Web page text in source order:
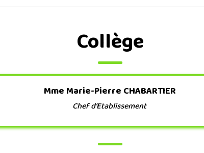
Collège
Mme Marie-Pierre CHABARTIER
Chef d’Etablissement